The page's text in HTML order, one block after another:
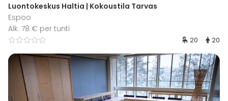
Luontokeskus Haltia | Kokoustila Tarvas
Espoo
Alk. 78 € per tunti
20 20